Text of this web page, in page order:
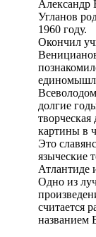
Александр
Угланов
1960 году.
Окончил
долгие
картины в
Это
языческие
Атлантиде
Одно из
считается
названием